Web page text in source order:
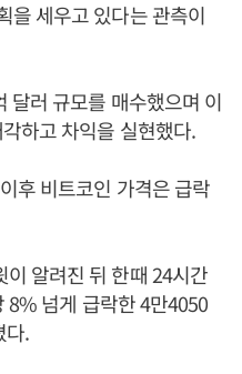
을 세우고 있다는 관측이
달러 규모를 매수했으며 이
하고 차익을 실현했다.
후 비트코인 가격은 급락
알려진 뒤 한때 24시간
8% 넘게 급락한 4만4050
다.